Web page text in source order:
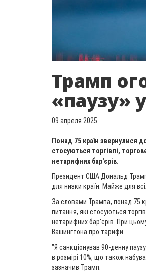
Трамп
«паузу»
09 апреля 2025
Понад 75 країн звернулися
стосуються торгівлі,
нетарифних бар'єрів.
Президент США Дональд
для низки країн. Майже для
За словами Трампа, понад 75
питання, які стосуються
нетарифних бар'єрів. При
Вашингтона про тарифи.
"Я санкціонував 90-денну
в розмірі 10%, що також
зазначив Трамп.